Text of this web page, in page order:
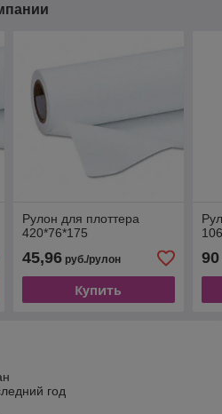
Рулон для плоттера
420*76*175
45,96руб./рулон
Купить
90
год